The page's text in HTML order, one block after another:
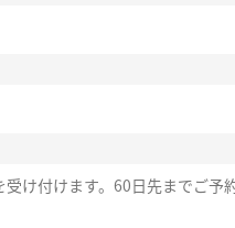
け付けます。60日先までご予